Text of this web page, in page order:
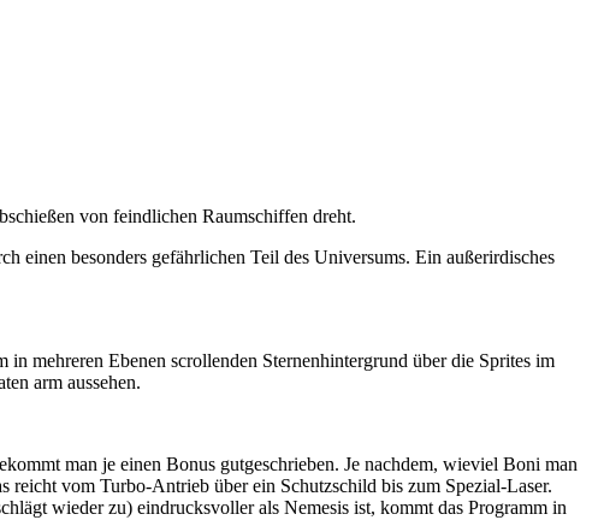
von feindlichen Raumschiffen dreht.
einen besonders gefährlichen Teil des Universums. Ein außerirdisches
mehreren Ebenen scrollenden Sternenhintergrund über die Sprites im
arm aussehen.
man je einen Bonus gutgeschrieben. Je nachdem, wieviel Boni man
reicht vom Turbo-Antrieb über ein Schutzschild bis zum Spezial-Laser.
wieder zu) eindrucksvoller als Nemesis ist, kommt das Programm in